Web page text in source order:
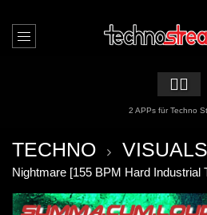
🏳️‍🌈
2 APPs für Techno
TECHNO VISUALS
Nightmare [155 BPM Hard Industrial